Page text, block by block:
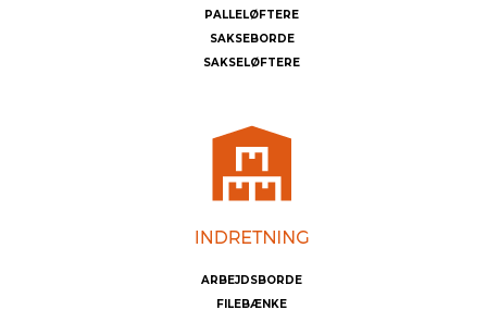
PALLELØFTERE
SAKSEBORDE
SAKSELØFTERE
ARBEJDSBORDE
FILEBÆNKE